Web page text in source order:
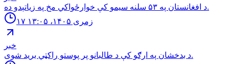
د افغانستان په ۵۳ سلنه سيمو كې خوارځواکي مخ په زياتېدو ده.
۱۷ زمری ۱۴۰۵، ۱۳:۰۵
خبر
د بدخشان په ارګو کې د طالبانو پر پوستو راکټي برید شوی.